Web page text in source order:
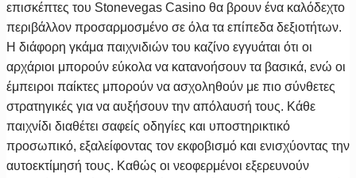
επισκέπτες του Stonevegas Casino θα βρουν ένα καλόδεχτο
περιβάλλον προσαρμοσμένο σε όλα τα επίπεδα δεξιοτήτων.
Η διάφορη γκάμα παιχνιδιών του καζίνο εγγυάται ότι οι
αρχάριοι μπορούν εύκολα να κατανοήσουν τα βασικά, ενώ οι
έμπειροι παίκτες μπορούν να ασχοληθούν με πιο σύνθετες
στρατηγικές για να αυξήσουν την απόλαυσή τους. Κάθε
παιχνίδι διαθέτει σαφείς οδηγίες και υποστηρικτικό
προσωπικό, εξαλείφοντας τον εκφοβισμό και ενισχύοντας την
αυτοεκτίμησή τους. Καθώς οι νεοφερμένοι εξερευνούν